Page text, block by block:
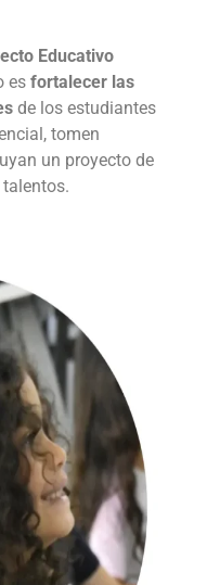
Educativo
es fortalecer las
de los estudiantes
tomen
un proyecto de